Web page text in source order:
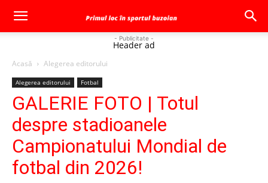
- Publicitate -
Header ad
Acasă Alegerea editorului
Alegerea editorului Fotbal
GALERIE FOTO | Totul
despre stadioanele
Campionatului Mondial de
fotbal din 2026!